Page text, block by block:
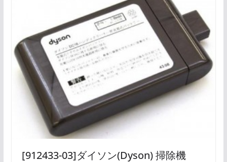
[912433-03]ダイソン(Dyson) 掃除機